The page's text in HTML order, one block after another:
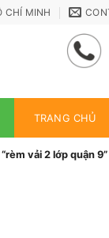
CHÍ MINH
TRANG CHỦ
vải 2 lớp quận 9”